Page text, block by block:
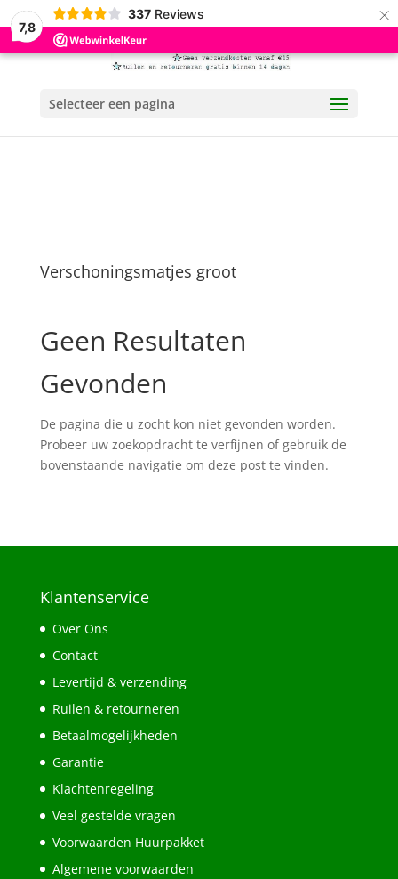
7,8
337 Reviews ×
Selecteer een pagina
Verschoningsmatjes groot
Geen Resultaten
Gevonden
De pagina die u zocht kon niet gevonden worden.
Probeer uw zoekopdracht te verfijnen of gebruik de
bovenstaande navigatie om deze post te vinden.
Klantenservice
Over Ons
Contact
Levertijd & verzending
Ruilen & retourneren
Betaalmogelijkheden
Garantie
Klachtenregeling
Veel gestelde vragen
Voorwaarden Huurpakket
Algemene voorwaarden